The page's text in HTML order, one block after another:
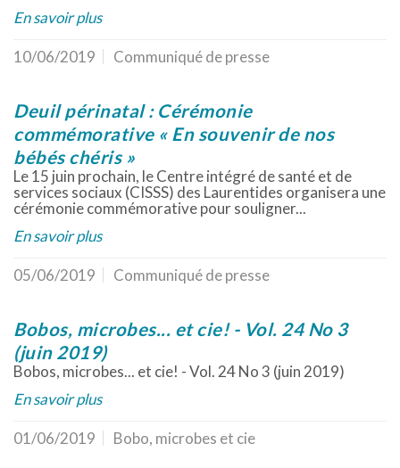
En savoir plus
10/06/2019 Communiqué de presse
Deuil périnatal : Cérémonie
commémorative « En souvenir de nos
bébés chéris »
Le 15 juin prochain, le Centre intégré de santé et de
services sociaux (CISSS) des Laurentides organisera une
cérémonie commémorative pour souligner...
En savoir plus
05/06/2019 Communiqué de presse
Bobos, microbes... et cie! - Vol. 24 No 3
(juin 2019)
Bobos, microbes... et cie! - Vol. 24 No 3 (juin 2019)
En savoir plus
01/06/2019 Bobo, microbes et cie